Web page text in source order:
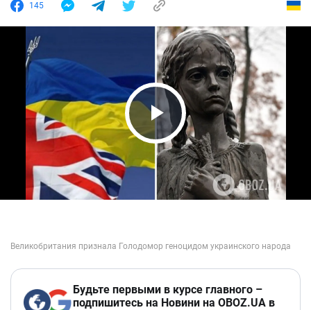
145
Play Video
Будьте первыми в курсе главного –
подпишитесь на Новини на OBOZ.UA в